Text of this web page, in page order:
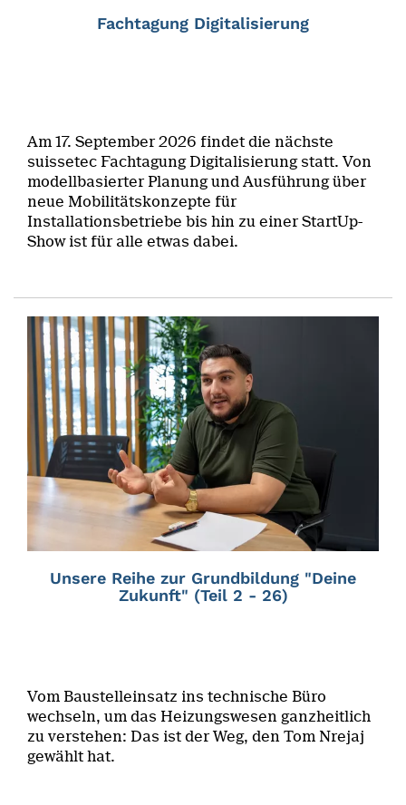
Fachtagung Digitalisierung
Am 17. September 2026 findet die nächste
suissetec Fachtagung Digitalisierung statt. Von
modellbasierter Planung und Ausführung über
neue Mobilitätskonzepte für
Installationsbetriebe bis hin zu einer StartUp-
Show ist für alle etwas dabei.
Unsere Reihe zur Grundbildung "Deine
Zukunft" (Teil 2 - 26)
Vom Baustelleinsatz ins technische Büro
wechseln, um das Heizungswesen ganzheitlich
zu verstehen: Das ist der Weg, den Tom Nrejaj
gewählt hat.